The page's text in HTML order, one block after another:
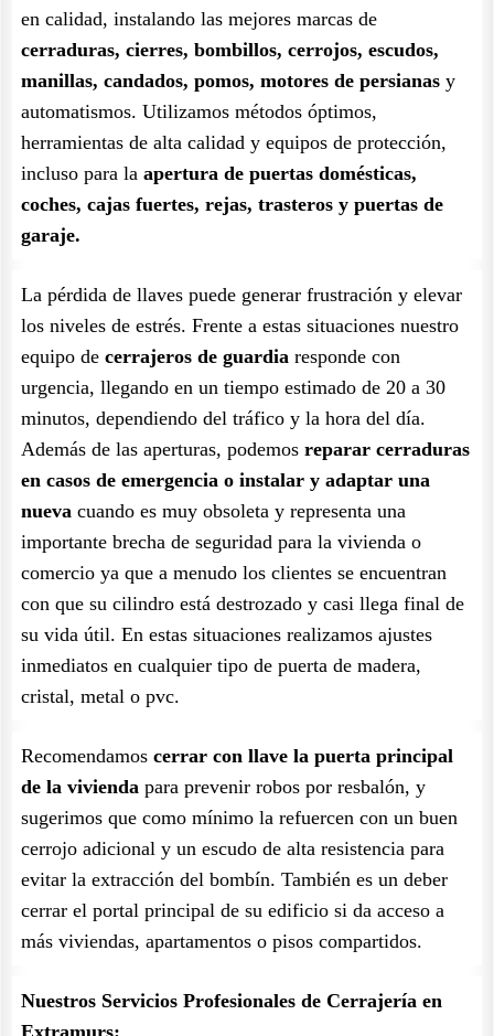
en calidad, instalando las mejores marcas de
cerraduras, cierres, bombillos, cerrojos, escudos,
manillas, candados, pomos, motores de persianas y
automatismos. Utilizamos métodos óptimos,
herramientas de alta calidad y equipos de protección,
incluso para la apertura de puertas domésticas,
coches, cajas fuertes, rejas, trasteros y puertas de
garaje.
La pérdida de llaves puede generar frustración y elevar
los niveles de estrés. Frente a estas situaciones nuestro
equipo de cerrajeros de guardia responde con
urgencia, llegando en un tiempo estimado de 20 a 30
minutos, dependiendo del tráfico y la hora del día.
Además de las aperturas, podemos reparar cerraduras
en casos de emergencia o instalar y adaptar una
nueva cuando es muy obsoleta y representa una
importante brecha de seguridad para la vivienda o
comercio ya que a menudo los clientes se encuentran
con que su cilindro está destrozado y casi llega final de
su vida útil. En estas situaciones realizamos ajustes
inmediatos en cualquier tipo de puerta de madera,
cristal, metal o pvc.
Recomendamos cerrar con llave la puerta principal
de la vivienda para prevenir robos por resbalón, y
sugerimos que como mínimo la refuercen con un buen
cerrojo adicional y un escudo de alta resistencia para
evitar la extracción del bombín. También es un deber
cerrar el portal principal de su edificio si da acceso a
más viviendas, apartamentos o pisos compartidos.
Nuestros Servicios Profesionales de Cerrajería en
Extramurs: